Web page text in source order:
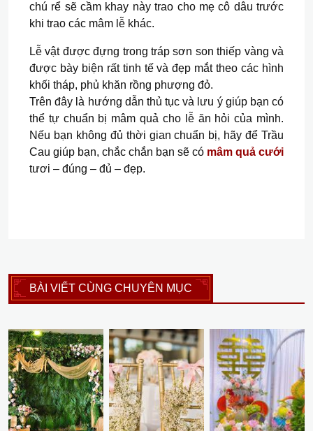
chú rể sẽ cầm khay này trao cho mẹ cô dâu trước
khi trao các mâm lễ khác.
Lễ vật được đựng trong tráp sơn son thiếp vàng và
được bày biện rất tinh tế và đẹp mắt theo các hình
khối tháp, phủ khăn rồng phượng đỏ.
Trên đây là hướng dẫn thủ tục và lưu ý giúp bạn có
thể tự chuẩn bị mâm quả cho lễ ăn hỏi của mình.
Nếu bạn không đủ thời gian chuẩn bị, hãy để Trầu
Cau giúp bạn, chắc chắn bạn sẽ có mâm quả cưới
tươi – đúng – đủ – đẹp.
BÀI VIẾT CÙNG CHUYÊN MỤC